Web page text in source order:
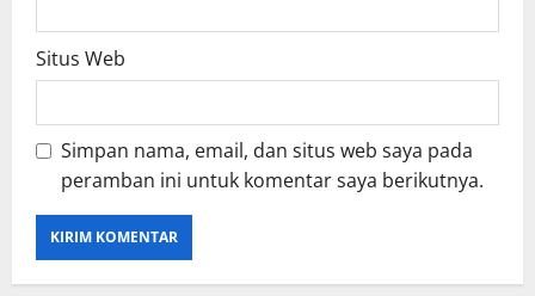
Situs Web
Simpan nama, email, dan situs web saya pada
peramban ini untuk komentar saya berikutnya.